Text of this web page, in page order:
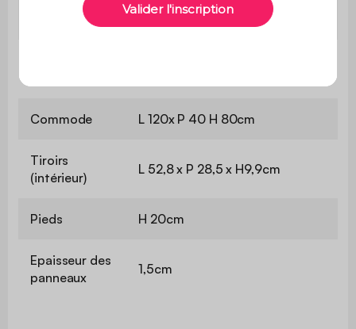
Pin massif
Commode L 120x P 40 H 80cm
Tiroirs
(intérieur)
L 52,8 x P 28,5 x H9,9cm
Pieds H 20cm
Epaisseur des
panneaux
1,5cm